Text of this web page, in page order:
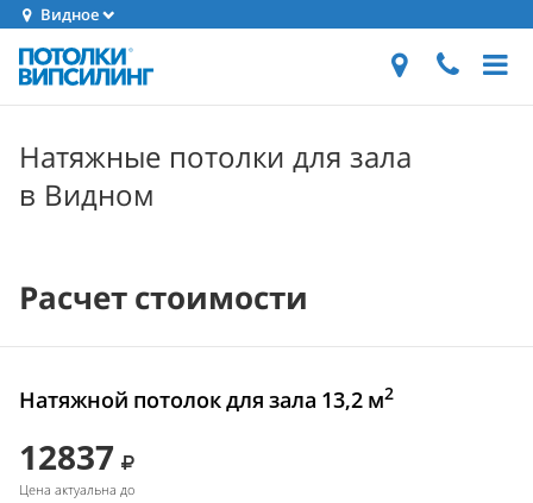
Видное
Натяжные потолки для зала
в Видном
Расчет стоимости
Натяжной потолок для зала 13,2 м2
12837
Цена актуальна до